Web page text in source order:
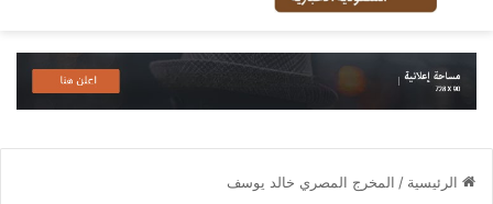
الرئيسية / المخرج المصري خالد يوسف